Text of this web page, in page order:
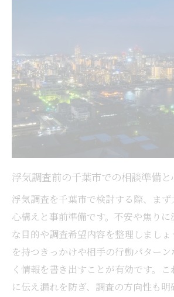
千葉市の探偵事務所を利用
進め方
浮気調査相談時に確認した
無料相談を活用した千葉市
浮気調査の相談でよくある
ント
パートナーの不安に寄り添う浮
れ
浮気調査で心に寄り添う相
ト
パートナーの不安解消に役
は
浮気調査前の千葉市での相談準備と
浮気調査を千葉市で検討する際、ま
心構えと事前準備です。不安や焦り
な目的や調査希望内容を整理しまし
を持つきっかけや相手の行動パター
く情報を書き出すことが有効です。
に伝え漏れを防ぎ、調査の方向性も